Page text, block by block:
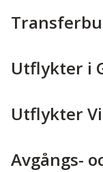
Utflykter i
Utflykter
Avgångs-